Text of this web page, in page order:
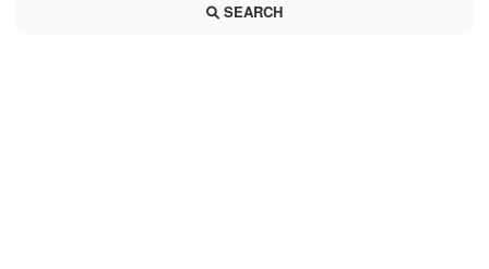
SEARCH